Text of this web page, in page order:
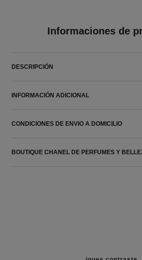
Informaciones de
DESCRIPCIÓN
INFORMACIÓN ADICIONAL
CONDICIONES DE ENVIO A DOMICILIO
BOUTIQUE CHANEL DE PERFUMES Y